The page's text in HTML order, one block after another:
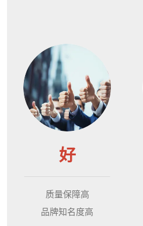
好
质量保障高
品牌知名度高